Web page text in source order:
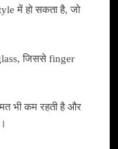
में हो सकता है, जो
जिससे finger
भी कम रहती है और